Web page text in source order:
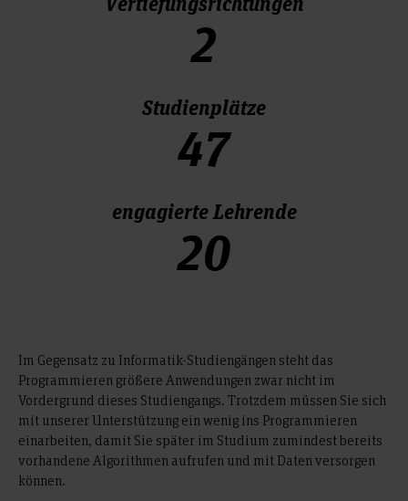
2
Studienplätze
47
engagierte Lehrende
20
Im Gegensatz zu Informatik-Studiengängen steht das
Programmieren größere Anwendungen zwar nicht im
Vordergrund dieses Studiengangs. Trotzdem müssen Sie sich
mit unserer Unterstützung ein wenig ins Programmieren
einarbeiten, damit Sie später im Studium zumindest bereits
vorhandene Algorithmen aufrufen und mit Daten versorgen
können.